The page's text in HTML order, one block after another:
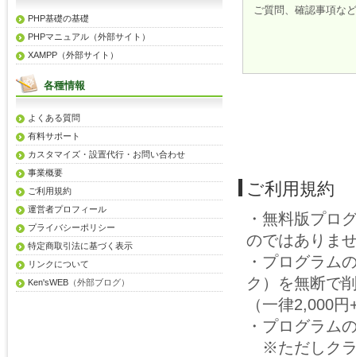
ご質問、確認事項など
ご利用規約
・無料版プロ
のではありま
・プログラム
ク）を無断で
（一律2,000
・プログラム
※ただしクラ
PHP基礎の基礎
PHPマニュアル（外部サイト）
XAMPP（外部サイト）
各種情報
よくある質問
有料サポート
カスタマイズ・設置代行・お問い合わせ
事業概要
ご利用規約
運営者プロフィール
プライバシーポリシー
特定商取引法に基づく表示
リンクについて
Ken'sWEB （外部ブログ）